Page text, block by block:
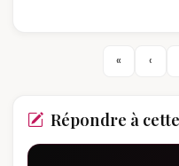
« ‹
Répondre à